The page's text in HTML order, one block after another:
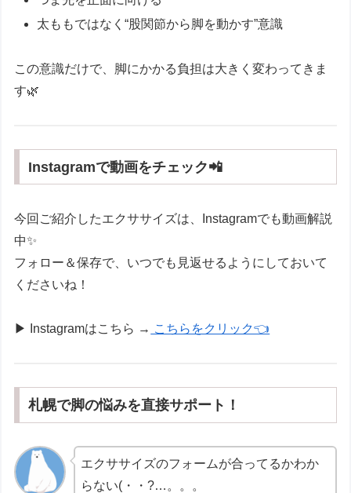
太ももではなく“股関節から脚を動かす”意識
この意識だけで、脚にかかる負担は大きく変わってきま
す🌿
Instagramで動画をチェック📲
今回ご紹介したエクササイズは、Instagramでも動画解説
中✨
フォロー＆保存で、いつでも見返せるようにしておいて
くださいね！
▶ Instagramはこちら → こちらをクリック👈
札幌で脚の悩みを直接サポート！
エクササイズのフォームが合ってるかわか
らない(・・?…。。。